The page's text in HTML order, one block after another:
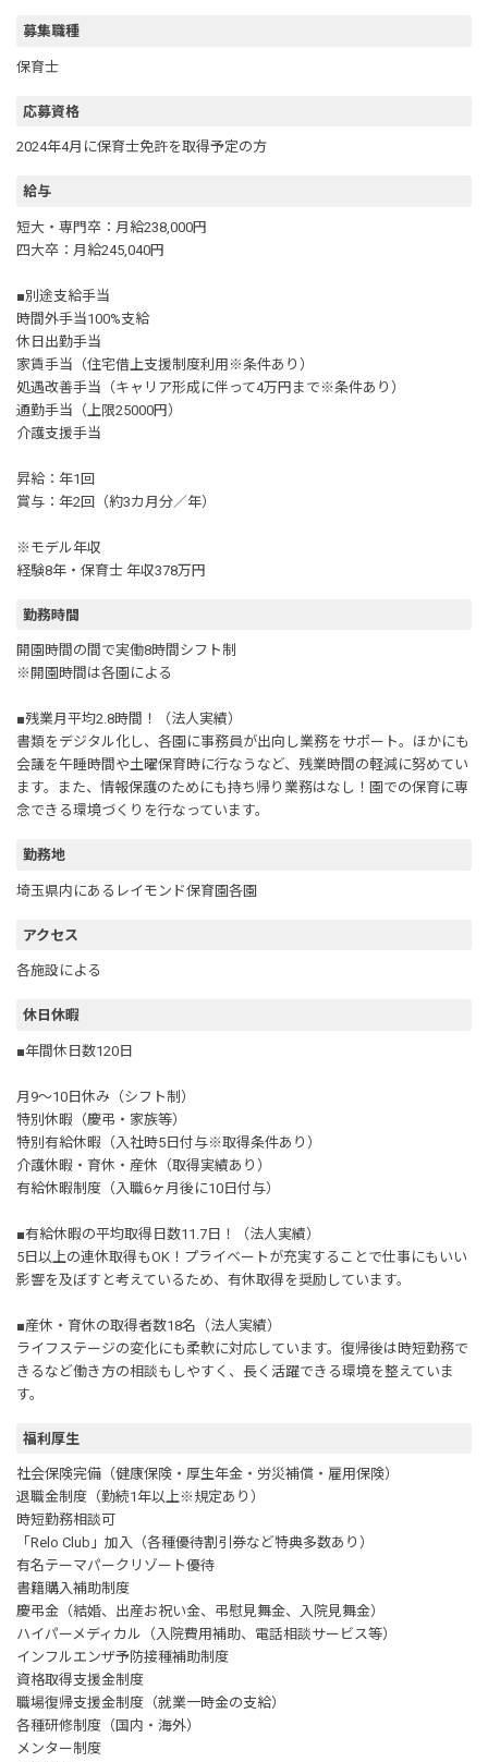
募集職種
保育士
応募資格
2024年4月に保育士免許を取得予定の方
給与
短大・専門卒：月給238,000円
四大卒：月給245,040円
■別途支給手当
時間外手当100%支給
休日出勤手当
家賃⼿当（住宅借上⽀援制度利⽤※条件あり）
処遇改善手当（キャリア形成に伴って4万円まで※条件あり）
通勤手当（上限25000円）
介護支援手当
昇給：年1回
賞与：年2回（約3カ月分／年）
※モデル年収
経験8年・保育士 年収378万円
勤務時間
開園時間の間で実働8時間シフト制
※開園時間は各園による
■残業月平均2.8時間！（法人実績）
書類をデジタル化し、各園に事務員が出向し業務をサポート。ほかにも
会議を午睡時間や土曜保育時に行なうなど、残業時間の軽減に努めてい
ます。また、情報保護のためにも持ち帰り業務はなし！園での保育に専
念できる環境づくりを行なっています。
勤務地
埼玉県内にあるレイモンド保育園各園
アクセス
各施設による
休日休暇
■年間休日数120日
月9～10日休み（シフト制）
特別休暇（慶弔・家族等）
特別有給休暇（入社時5日付与※取得条件あり）
介護休暇・育休・産休（取得実績あり）
有給休暇制度（入職6ヶ月後に10日付与）
■有給休暇の平均取得日数11.7日！（法人実績）
5日以上の連休取得もOK！プライベートが充実することで仕事にもいい
影響を及ぼすと考えているため、有休取得を奨励しています。
■産休・育休の取得者数18名（法人実績）
ライフステージの変化にも柔軟に対応しています。復帰後は時短勤務で
きるなど働き方の相談もしやすく、長く活躍できる環境を整えていま
す。
福利厚生
社会保険完備（健康保険・厚生年金・労災補償・雇用保険）
退職金制度（勤続1年以上※規定あり）
時短勤務相談可
「Relo Club」加入（各種優待割引券など特典多数あり）
有名テーマパークリゾート優待
書籍購入補助制度
慶弔金（結婚、出産お祝い金、弔慰見舞金、入院見舞金）
ハイパーメディカル（入院費用補助、電話相談サービス等）
インフルエンザ予防接種補助制度
資格取得支援金制度
職場復帰支援金制度（就業一時金の支給）
各種研修制度（国内・海外）
メンター制度